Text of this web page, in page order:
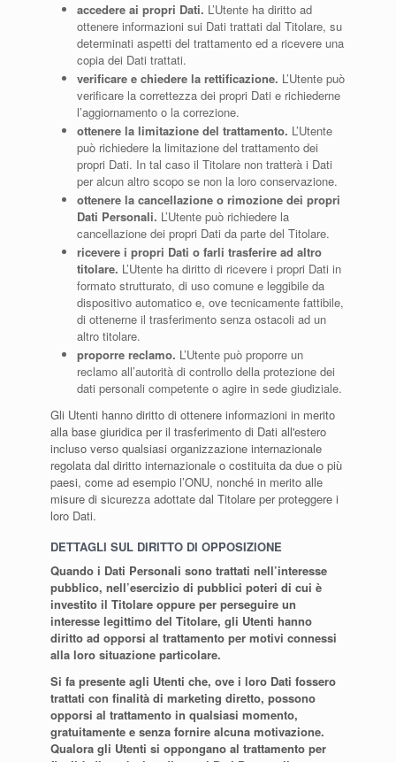
accedere ai propri Dati. L’Utente ha diritto ad
ottenere informazioni sui Dati trattati dal Titolare, su
determinati aspetti del trattamento ed a ricevere una
copia dei Dati trattati.
verificare e chiedere la rettificazione. L’Utente può
verificare la correttezza dei propri Dati e richiederne
l’aggiornamento o la correzione.
ottenere la limitazione del trattamento. L’Utente
può richiedere la limitazione del trattamento dei
propri Dati. In tal caso il Titolare non tratterà i Dati
per alcun altro scopo se non la loro conservazione.
ottenere la cancellazione o rimozione dei propri
Dati Personali. L’Utente può richiedere la
cancellazione dei propri Dati da parte del Titolare.
ricevere i propri Dati o farli trasferire ad altro
titolare. L’Utente ha diritto di ricevere i propri Dati in
formato strutturato, di uso comune e leggibile da
dispositivo automatico e, ove tecnicamente fattibile,
di ottenerne il trasferimento senza ostacoli ad un
altro titolare.
proporre reclamo. L’Utente può proporre un
reclamo all’autorità di controllo della protezione dei
dati personali competente o agire in sede giudiziale.
Gli Utenti hanno diritto di ottenere informazioni in merito
alla base giuridica per il trasferimento di Dati all'estero
incluso verso qualsiasi organizzazione internazionale
regolata dal diritto internazionale o costituita da due o più
paesi, come ad esempio l’ONU, nonché in merito alle
misure di sicurezza adottate dal Titolare per proteggere i
loro Dati.
DETTAGLI SUL DIRITTO DI OPPOSIZIONE
Quando i Dati Personali sono trattati nell’interesse
pubblico, nell’esercizio di pubblici poteri di cui è
investito il Titolare oppure per perseguire un
interesse legittimo del Titolare, gli Utenti hanno
diritto ad opporsi al trattamento per motivi connessi
alla loro situazione particolare.
Si fa presente agli Utenti che, ove i loro Dati fossero
trattati con finalità di marketing diretto, possono
opporsi al trattamento in qualsiasi momento,
gratuitamente e senza fornire alcuna motivazione.
Qualora gli Utenti si oppongano al trattamento per